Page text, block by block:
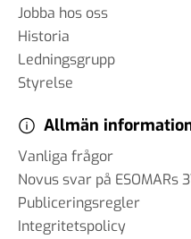
Jobba hos oss
Historia
Ledningsgrupp
Styrelse
Allmän
Vanliga frågor
Novus svar på ESOMARs
Publiceringsregler
Integritetspolicy